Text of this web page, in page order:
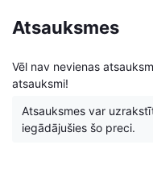
Atsauksmes
Vēl nav nevienas
atsauksmi!
Atsauksmes var
iegādājušies šo preci.